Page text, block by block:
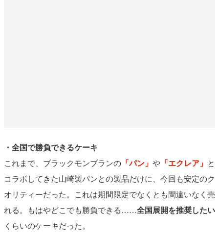
・全国で勝負できるケーキ
これまで、ブラックモンブランの「パン」 や「エクレア」 と
コラボしてきた山崎製パンとの製品だけに、今回も安定のク
オリティーだった。これは期間限定でなくとも間違いなく売
れる。もはやどこでも勝負できる……全国展開を推奨したい
くらいのケーキだった。